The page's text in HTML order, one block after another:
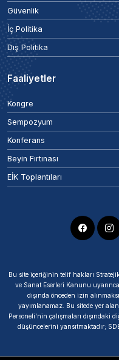
Güvenlik
İç Politika
Dış Politika
Faaliyetler
Kongre
Sempozyum
Konferans
Beyin Fırtınası
EİK Toplantıları
Bu site içeriğinin telif hakları
ve Sanat Eserleri Kanunu
dışında önceden izin
yayımlanamaz. Bu sitede yer
Personeli'nin çalışmaları dışındaki
düşüncelerini yansıtmaktadır;